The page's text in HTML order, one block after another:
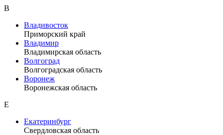
В
Владивосток
Приморский край
Владимир
Владимирская область
Волгоград
Волгоградская область
Воронеж
Воронежская область
Е
Екатеринбург
Свердловская область